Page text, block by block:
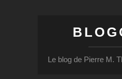
Le blog de Pierre M.